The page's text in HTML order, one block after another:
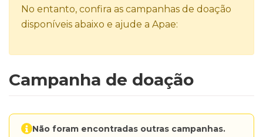
No entanto, confira as campanhas de doação
disponíveis abaixo e ajude a Apae:
Campanha de doação
Não foram encontradas outras campanhas.